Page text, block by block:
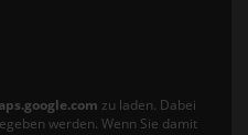
zu laden. Dabei
werden. Wenn Sie damit